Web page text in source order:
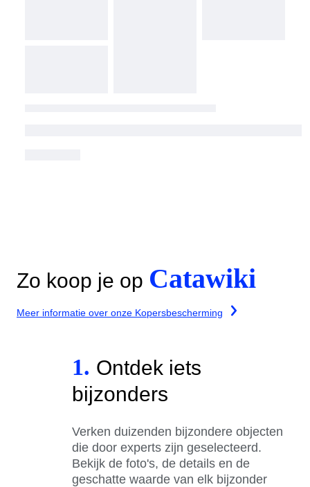
Zo koop je op Catawiki
Meer informatie over onze Kopersbescherming
1. Ontdek iets
bijzonders
Verken duizenden bijzondere objecten
die door experts zijn geselecteerd.
Bekijk de foto's, de details en de
geschatte waarde van elk bijzonder